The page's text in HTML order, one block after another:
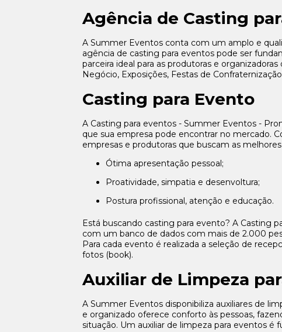
Agência de Casting
A Summer Eventos conta com um amplo e
agência de casting para eventos pode ser
parceira ideal para as produtoras e
Negócio, Exposições, Festas de
Casting para Evento
A Casting para eventos - Summer Eventos -
que sua empresa pode encontrar no mercado.
empresas e produtoras que buscam as
Ótima apresentação pessoal;
Proatividade, simpatia e desenvoltura;
Postura profissional, atenção e educação.
Está buscando casting para evento? A Casting
com um banco de dados com mais de 2.000
Para cada evento é realizada a seleção de
fotos (book).
Auxiliar de Limpeza
A Summer Eventos disponibiliza auxiliares de
e organizado oferece conforto às pessoas,
situação. Um auxiliar de limpeza para eventos é